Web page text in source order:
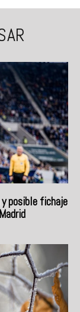
y posible fichaje